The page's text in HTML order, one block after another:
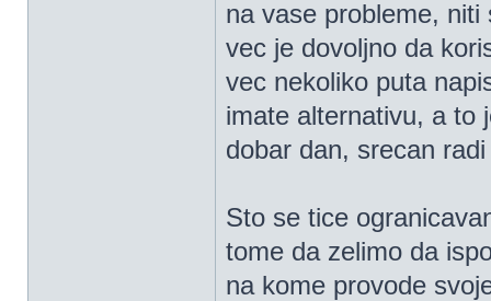
na vase probleme,
vec je dovoljno da
vec nekoliko puta
imate alternativu, a to
dobar dan, srecan
Sto se tice
tome da zelimo da
na kome provode